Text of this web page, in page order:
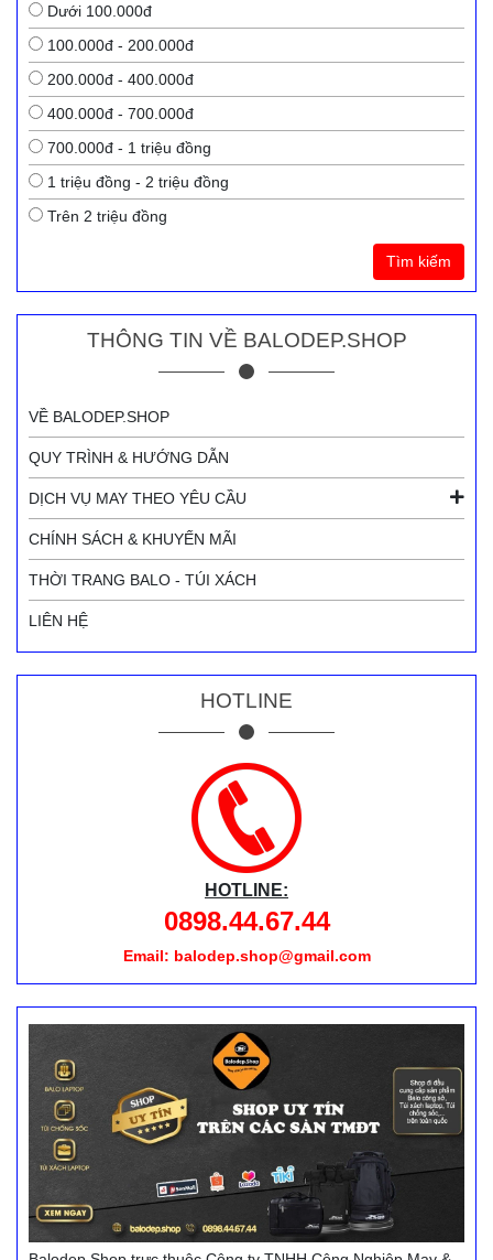
Dưới 100.000đ
100.000đ - 200.000đ
200.000đ - 400.000đ
400.000đ - 700.000đ
700.000đ - 1 triệu đồng
1 triệu đồng - 2 triệu đồng
Trên 2 triệu đồng
Tìm kiếm
THÔNG TIN VỀ BALODEP.SHOP
VỀ BALODEP.SHOP
QUY TRÌNH & HƯỚNG DẪN
DỊCH VỤ MAY THEO YÊU CẦU
CHÍNH SÁCH & KHUYẾN MÃI
THỜI TRANG BALO - TÚI XÁCH
LIÊN HỆ
HOTLINE
HOTLINE:
0898.44.67.44
Email: balodep.shop@gmail.com